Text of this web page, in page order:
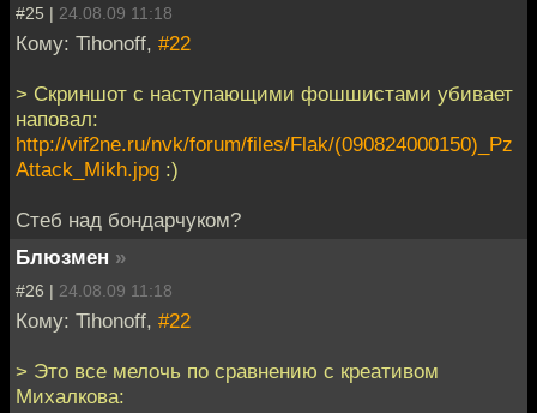
#25 | 24.08.09 11:18
Кому: Tihonoff, #22
> Скриншот с наступающими фошшистами убивает
наповал:
http://vif2ne.ru/nvk/forum/files/Flak/(090824000150)_Pz
Attack_Mikh.jpg :)
Стеб над бондарчуком?
Блюзмен »
#26 | 24.08.09 11:18
Кому: Tihonoff, #22
> Это все мелочь по сравнению с креативом
Михалкова: